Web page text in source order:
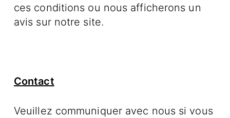
ces conditions ou nous afficherons un
avis sur notre site.
Contact
Veuillez communiquer avec nous si vous